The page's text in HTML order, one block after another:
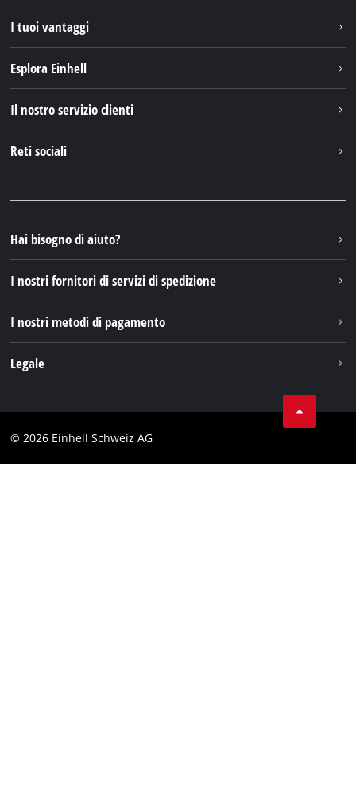
I tuoi vantaggi
Esplora Einhell
Einhell Germany AG
Il nostro servizio clienti
Reti sociali
Instagram
TikTok
Pinterest
Hai bisogno di aiuto?
I nostri fornitori di servizi di spedizione
I nostri metodi di pagamento
Legale
Testata
© 2026 Einhell Schweiz AG